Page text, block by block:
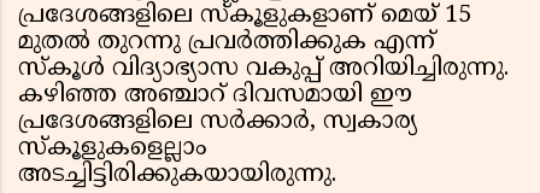
പ്രദേശങ്ങളിലെ സ്കൂളുകളാണ് മെയ് 15
മുതൽ തുറന്നു പ്രവർത്തിക്കുക എന്ന്
സ്കൂൾ വിദ്യാഭ്യാസ വകുപ്പ് അറിയിച്ചിരുന്നു.
കഴിഞ്ഞ അഞ്ചാറ് ദിവസമായി ഈ
പ്രദേശങ്ങളിലെ സർക്കാർ, സ്വകാര്യ
സ്കൂളുകളെല്ലാം
അടച്ചിട്ടിരിക്കുകയായിരുന്നു.